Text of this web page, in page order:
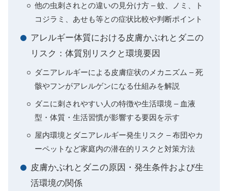
他の虫刺されとの違いの見分け方 – 蚊、ノミ、ト
コジラミ、あせも等との症状比較や判断ポイント
アレルギー体質における皮膚かぶれとダニの
リスク：体質別リスクと環境要因
ダニアレルギーによる皮膚症状のメカニズム – 死
骸やフンがアレルゲンになる仕組みを解説
ダニに刺されやすい人の特徴や生活環境 – 血液
型・体質・生活習慣が影響する要因を示す
屋内環境とダニアレルギー発生リスク – 布団やカ
ーペットなど家庭内の潜在的リスクと対策方法
皮膚かぶれとダニの原因・発生条件および生
活環境の関係